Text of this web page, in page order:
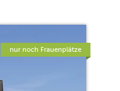
nur noch Frauenplätze